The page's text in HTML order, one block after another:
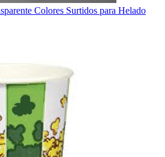
Colores Surtidos para Helado